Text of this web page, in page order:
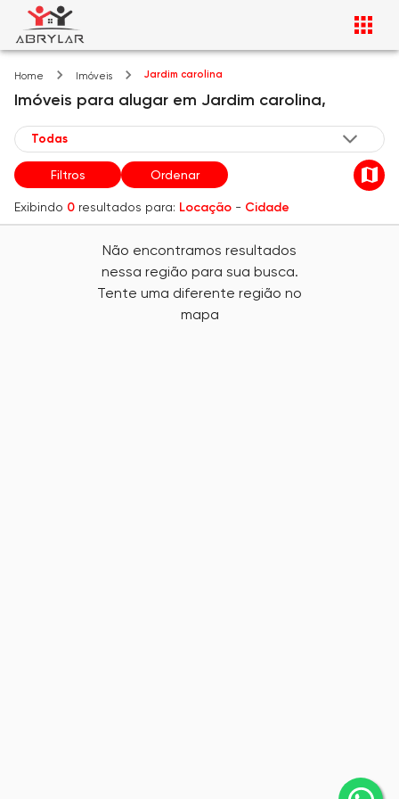
Home Imóveis Jardim carolina
Imóveis para alugar em Jardim carolina,
Filtros Ordenar
Exibindo 0 resultados para: Locação - Cidade
Não encontramos resultados
nessa região para sua busca.
Tente uma diferente região no
mapa